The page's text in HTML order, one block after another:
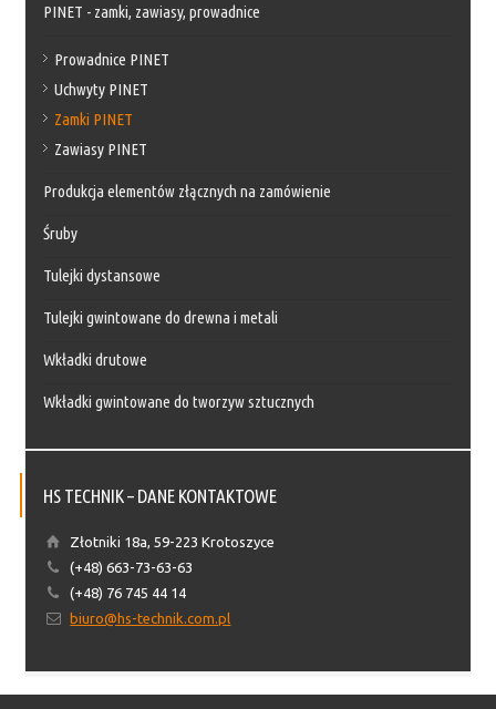
PINET - zamki, zawiasy, prowadnice
Prowadnice PINET
Uchwyty PINET
Zamki PINET
Zawiasy PINET
Produkcja elementów złącznych na zamówienie
Śruby
Tulejki dystansowe
Tulejki gwintowane do drewna i metali
Wkładki drutowe
Wkładki gwintowane do tworzyw sztucznych
HS TECHNIK – DANE KONTAKTOWE
Złotniki 18a, 59-223 Krotoszyce
(+48) 663-73-63-63
(+48) 76 745 44 14
biuro@hs-technik.com.pl